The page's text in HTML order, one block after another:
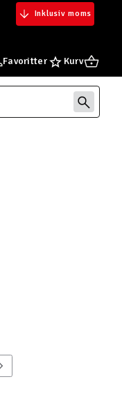
Inklusiv moms
Favoritter Kurv